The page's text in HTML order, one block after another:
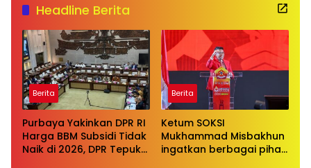
Headline Berita
Berita
Purbaya Yakinkan DPR RI
Harga BBM Subsidi Tidak
Naik di 2026, DPR Tepuk
Berita
Ketum SOKSI
Mukhammad Misbakhun
ingatkan berbagai pihak